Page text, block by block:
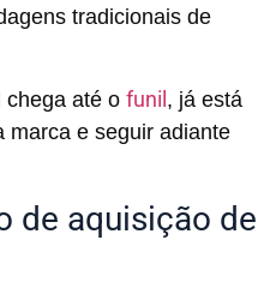
tradicionais de
chega até o funil , já está
marca e seguir adiante
de aquisição de